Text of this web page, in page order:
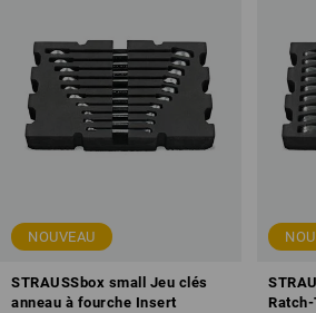
NOUVEAU
STRAUSSbox small Jeu clés
anneau à fourche Insert